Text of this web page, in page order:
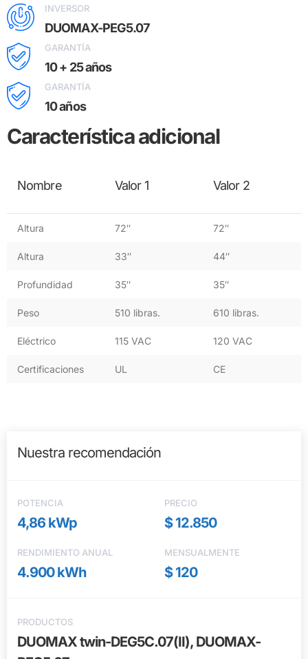
INVERSOR
DUOMAX-PEG5.07
GARANTÍA
10 + 25 años
GARANTÍA
10 años
Característica adicional
Nombre Valor 1 Valor 2
Altura 72″ 72″
Altura 33″ 44″
Profundidad 35″ 35″
Peso 510 libras. 610 libras.
Eléctrico 115 VAC 120 VAC
Certificaciones UL CE
Nuestra recomendación
POTENCIA
4,86 kWp
PRECIO
$ 12.850
RENDIMIENTO ANUAL
4.900 kWh
MENSUALMENTE
$ 120
PRODUCTOS
DUOMAX twin-DEG5C.07(II), DUOMAX-